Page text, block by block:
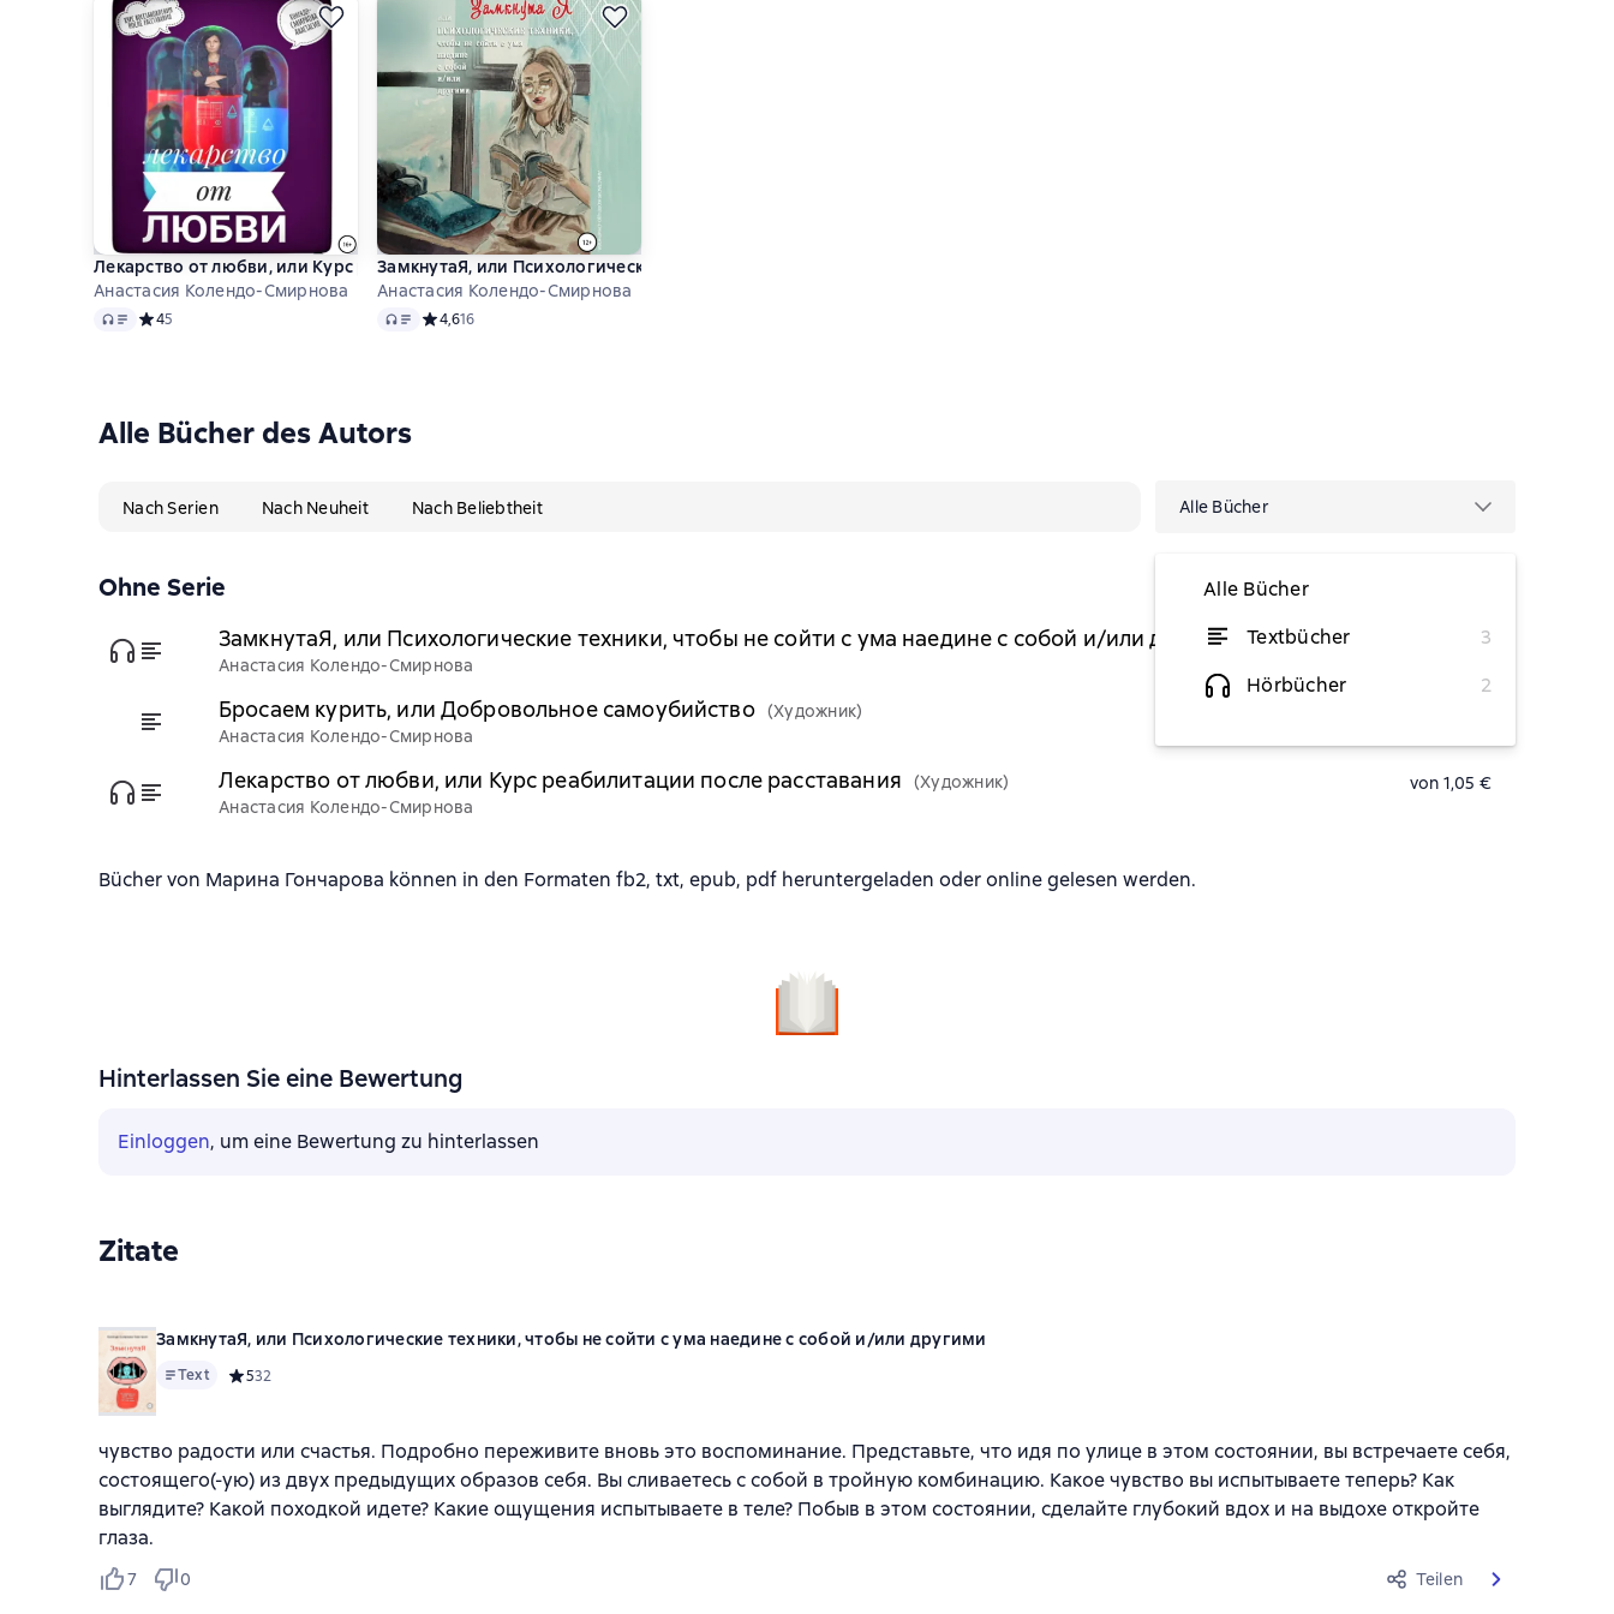
Лекарство от любви, или Курс реабилитации после расставания
Анастасия Колендо-Смирнова
Audio Средний рейтинг 4 на основе 5 оценок
45
ЗамкнутаЯ, или Психологические техники, чтобы не сойти с ума наедине с собой и/или другими
Анастасия Колендо-Смирнова
Audio Средний рейтинг 4,6 на основе 16 оценок
4,616
Alle Bücher des Autors
Nach Serien Nach Neuheit Nach Beliebtheit Alle Bücher
Alle Bücher
Textbücher
3
Hörbücher
2
Ohne Serie
ЗамкнутаЯ, или Психологические техники, чтобы не сойти с ума наедине с собой и/или другими
(Художник)
Анастасия Колендо-Смирнова
von 2,63 €
Бросаем курить, или Добровольное самоубийство (Художник)
Анастасия Колендо-Смирнова
Лекарство от любви, или Курс реабилитации после расставания
(Художник)
Анастасия Колендо-Смирнова
von 1,05 €
Bücher von Марина Гончарова können in den Formaten fb2, txt, epub, pdf heruntergeladen oder online gelesen werden.
Hinterlassen Sie eine Bewertung
Einloggen, um eine Bewertung zu hinterlassen
Zitate
ЗамкнутаЯ, или Психологические техники, чтобы не сойти с ума наедине с собой и/или другими
Text Средний рейтинг 5 на основе 32 оценок
532
чувство радости или счастья. Подробно переживите вновь это воспоминание. Представьте, что идя по улице в этом состоянии, вы встречаете себя,
состоящего(-ую) из двух предыдущих образов себя. Вы сливаетесь с собой в тройную комбинацию. Какое чувство вы испытываете теперь? Как
выглядите? Какой походкой идете? Какие ощущения испытываете в теле? Побыв в этом состоянии, сделайте глубокий вдох и на выдохе откройте
глаза.
7 0 Teilen